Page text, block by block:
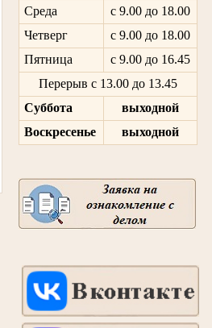
Среда
с 9.00 до 18.00
Четверг
с 9.00 до 18.00
Пятница
с 9.00 до 16.45
Перерыв с 13.00 до 13.45
Суббота
выходной
Воскресенье
выходной